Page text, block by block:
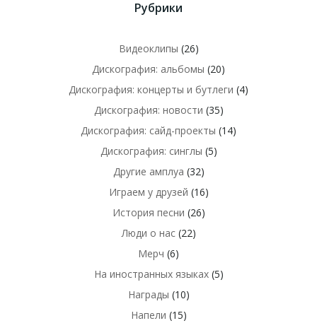
Рубрики
Видеоклипы (26)
Дискография: альбомы (20)
Дискография: концерты и бутлеги (4)
Дискография: новости (35)
Дискография: сайд-проекты (14)
Дискография: синглы (5)
Другие амплуа (32)
Играем у друзей (16)
История песни (26)
Люди о нас(22)
Мерч (6)
На иностранных языках(5)
Награды (10)
Напели (15)